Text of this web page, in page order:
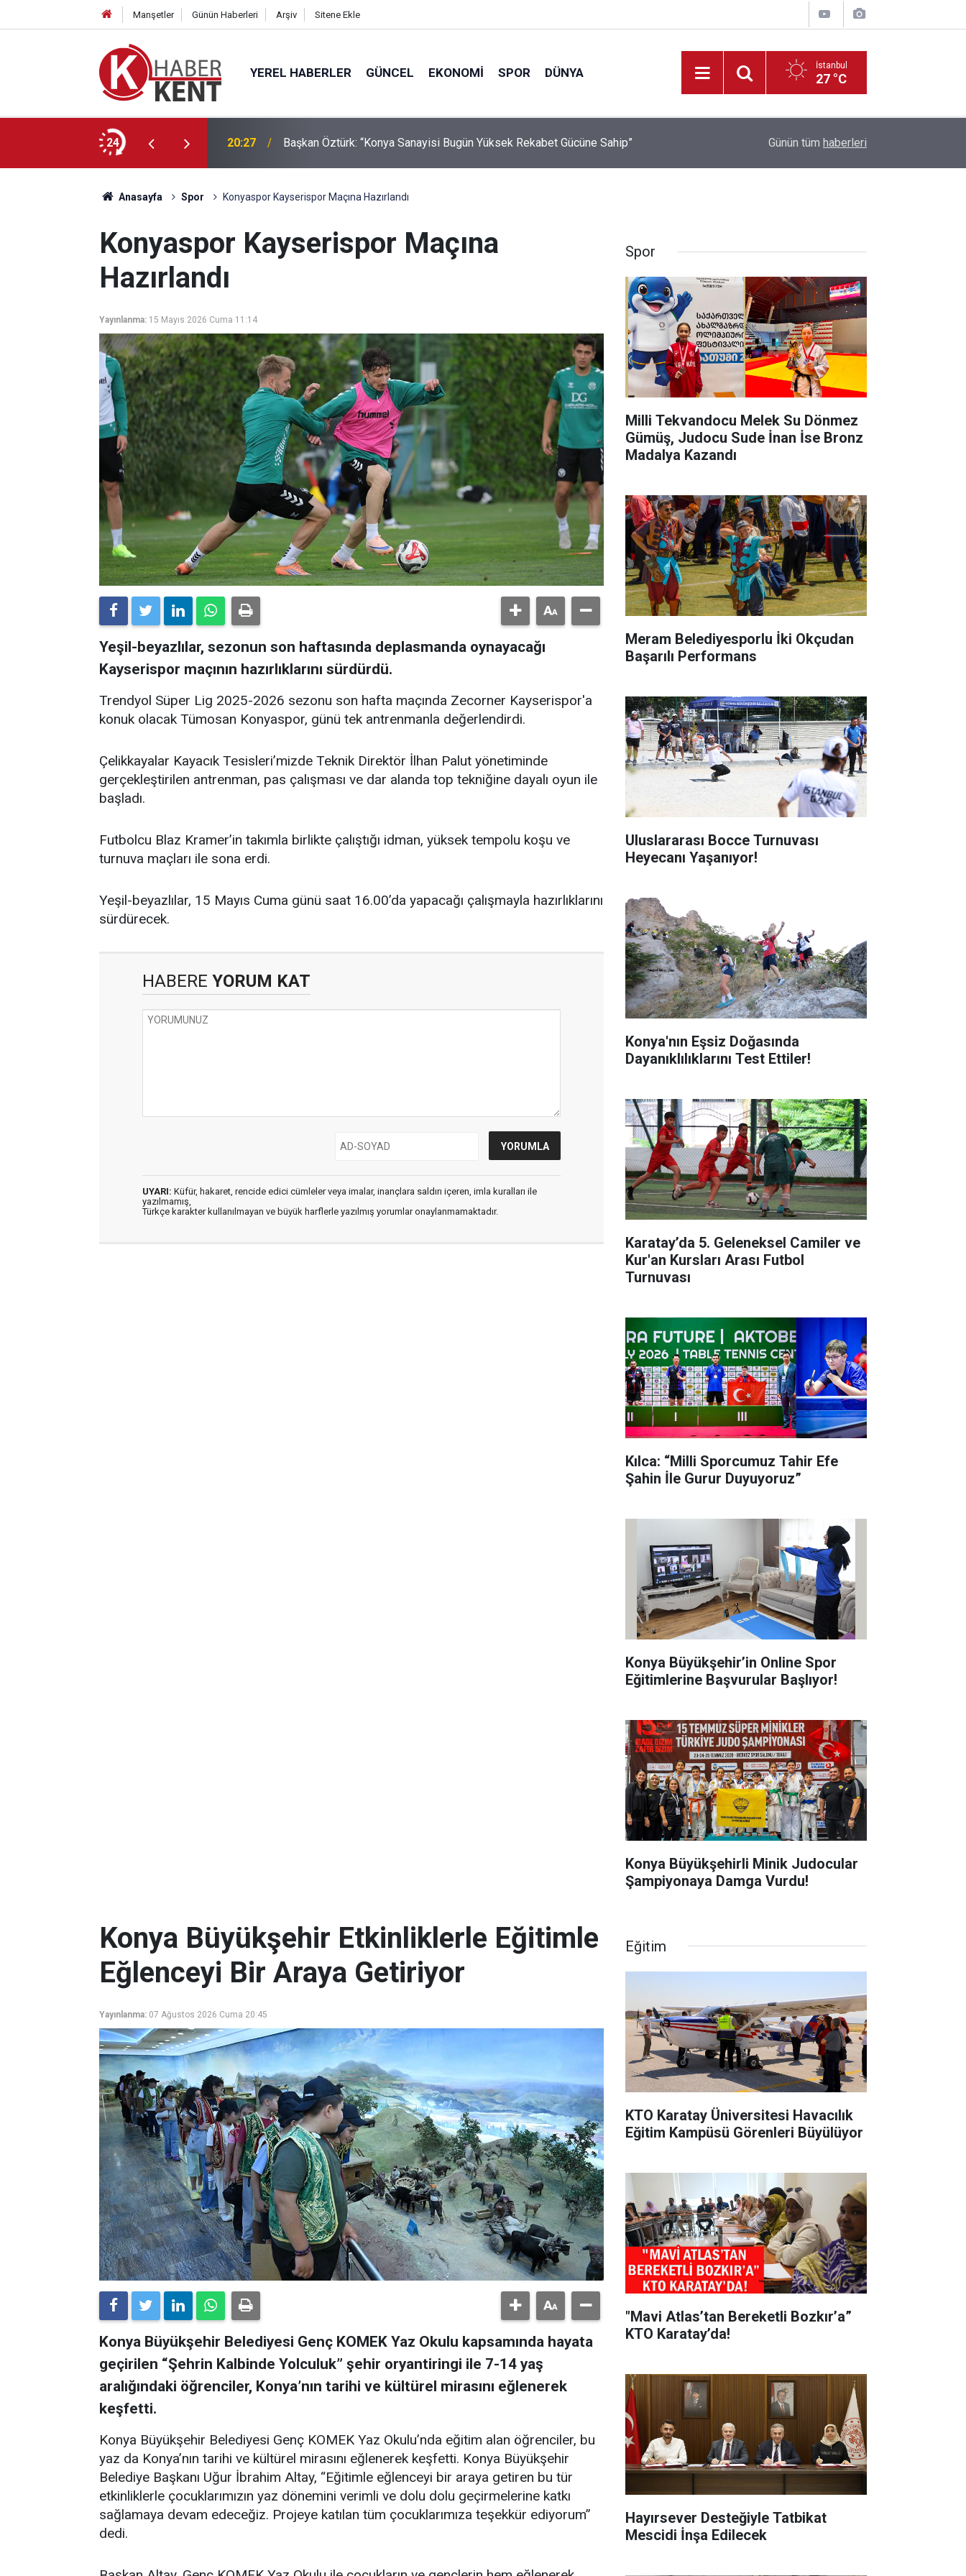
Manşetler Günün Haberleri Arşiv Sitene Ekle
YEREL HABERLER GÜNCEL EKONOMI SPOR DÜNYA İstanbul
27 °C
24
Eğlenceyi Bir Araya Getiriyor 20:27 Başkan Öztürk: “Konya Sanayisi Bugün Yüksek Rekabet Gücüne Sahip” HAYAT 112 Acil Kamu Spotu Yayında!
Günün tüm haberleri
Anasayfa Spor Konyaspor Kayserispor Maçına Hazırlandı
Konyaspor Kayserispor Maçına
Hazırlandı
Yayınlanma: 15 Mayıs 2026 Cuma 11:14
Yeşil-beyazlılar, sezonun son haftasında deplasmanda oynayacağı
Kayserispor maçının hazırlıklarını sürdürdü.
Trendyol Süper Lig 2025-2026 sezonu son hafta maçında Zecorner Kayserispor'a
konuk olacak Tümosan Konyaspor, günü tek antrenmanla değerlendirdi.
Çelikkayalar Kayacık Tesisleri’mizde Teknik Direktör İlhan Palut yönetiminde
gerçekleştirilen antrenman, pas çalışması ve dar alanda top tekniğine dayalı oyun ile
başladı.
Futbolcu Blaz Kramer’in takımla birlikte çalıştığı idman, yüksek tempolu koşu ve
turnuva maçları ile sona erdi.
Yeşil-beyazlılar, 15 Mayıs Cuma günü saat 16.00’da yapacağı çalışmayla hazırlıklarını
sürdürecek.
HABERE YORUM KAT
UYARI: Küfür, hakaret, rencide edici cümleler veya imalar, inançlara saldırı içeren, imla kuralları ile
yazılmamış,
Türkçe karakter kullanılmayan ve büyük harflerle yazılmış yorumlar onaylanmamaktadır.
Spor
Milli Tekvandocu Melek Su Dönmez
Gümüş, Judocu Sude İnan İse Bronz
Madalya Kazandı
Meram Belediyesporlu İki Okçudan
Başarılı Performans
Uluslararası Bocce Turnuvası
Heyecanı Yaşanıyor!
Konya'nın Eşsiz Doğasında
Dayanıklılıklarını Test Ettiler!
Karatay’da 5. Geleneksel Camiler ve
Kur'an Kursları Arası Futbol
Turnuvası
Kılca: “Milli Sporcumuz Tahir Efe
Şahin İle Gurur Duyuyoruz”
Konya Büyükşehir’in Online Spor
Eğitimlerine Başvurular Başlıyor!
Konya Büyükşehirli Minik Judocular
Şampiyonaya Damga Vurdu!
Konya Büyükşehir Etkinliklerle Eğitimle
Eğlenceyi Bir Araya Getiriyor
Yayınlanma: 07 Ağustos 2026 Cuma 20:45
Konya Büyükşehir Belediyesi Genç KOMEK Yaz Okulu kapsamında hayata
geçirilen “Şehrin Kalbinde Yolculuk” şehir oryantiringi ile 7-14 yaş
aralığındaki öğrenciler, Konya’nın tarihi ve kültürel mirasını eğlenerek
keşfetti.
Konya Büyükşehir Belediyesi Genç KOMEK Yaz Okulu’nda eğitim alan öğrenciler, bu
yaz da Konya’nın tarihi ve kültürel mirasını eğlenerek keşfetti. Konya Büyükşehir
Belediye Başkanı Uğur İbrahim Altay, “Eğitimle eğlenceyi bir araya getiren bu tür
etkinliklerle çocuklarımızın yaz dönemini verimli ve dolu dolu geçirmelerine katkı
sağlamaya devam edeceğiz. Projeye katılan tüm çocuklarımıza teşekkür ediyorum”
dedi.
Eğitim
KTO Karatay Üniversitesi Havacılık
Eğitim Kampüsü Görenleri Büyülüyor
"Mavi Atlas’tan Bereketli Bozkır’a”
KTO Karatay’da!
Hayırsever Desteğiyle Tatbikat
Mescidi İnşa Edilecek